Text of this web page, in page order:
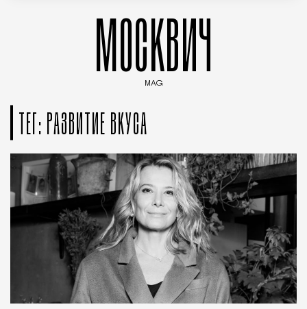
МОСКВИЧ
MAG
ТЕГ: РАЗВИТИЕ ВКУСА